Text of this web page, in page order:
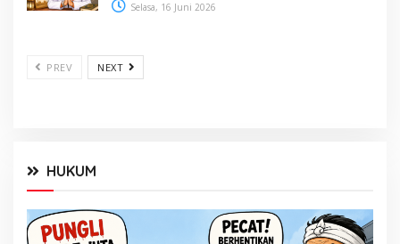
Selasa, 16 Juni 2026
PREV NEXT
HUKUM